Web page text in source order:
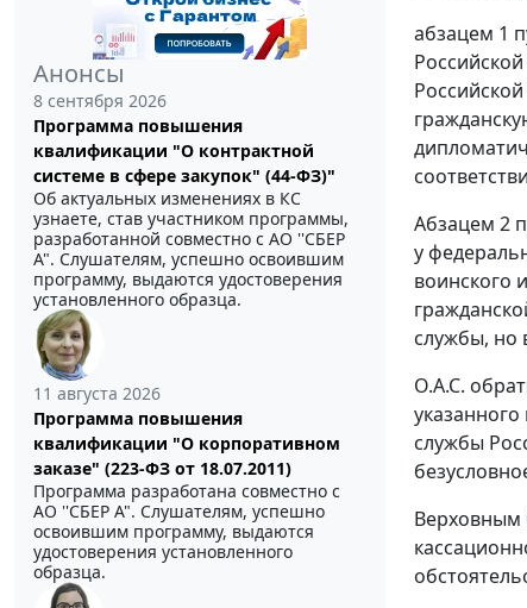
Анонсы
8 сентября 2026
Программа повышения
квалификации "О контрактной
системе в сфере закупок" (44-ФЗ)"
Об актуальных изменениях в КС
узнаете, став участником программы,
разработанной совместно с АО ''СБЕР
А". Слушателям, успешно освоившим
программу, выдаются удостоверения
установленного образца.
11 августа 2026
Программа повышения
квалификации "О корпоративном
заказе" (223-ФЗ от 18.07.2011)
Программа разработана совместно с
АО ''СБЕР А". Слушателям, успешно
освоившим программу, выдаются
удостоверения установленного
образца.
абзацем 1
Абзацем 2
у
воинского
службы, но
О.А.С.
службы
Верховным